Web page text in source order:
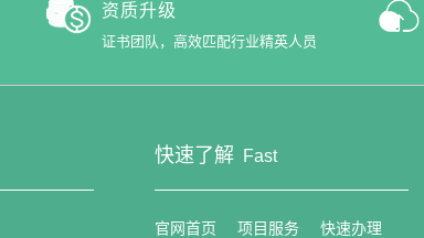
资质升级
证书团队，高效匹配行业精英人员
快速了解 Fast
官网首页 项目服务 快速办理